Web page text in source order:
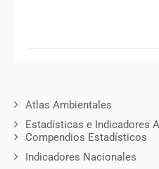
Atlas Ambientales
Estadísticas e Indicadores
Compendios Estadísticos
Indicadores Nacionales